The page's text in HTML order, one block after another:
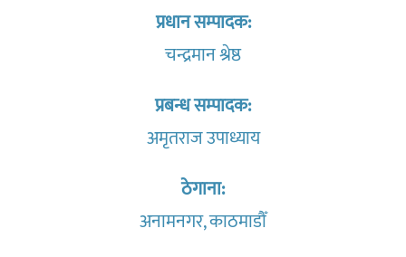
प्रधान सम्पादक:
चन्द्रमान श्रेष्ठ
प्रबन्ध सम्पादक:
अमृतराज उपाध्याय
ठेगाना:
अनामनगर, काठमाडौँ